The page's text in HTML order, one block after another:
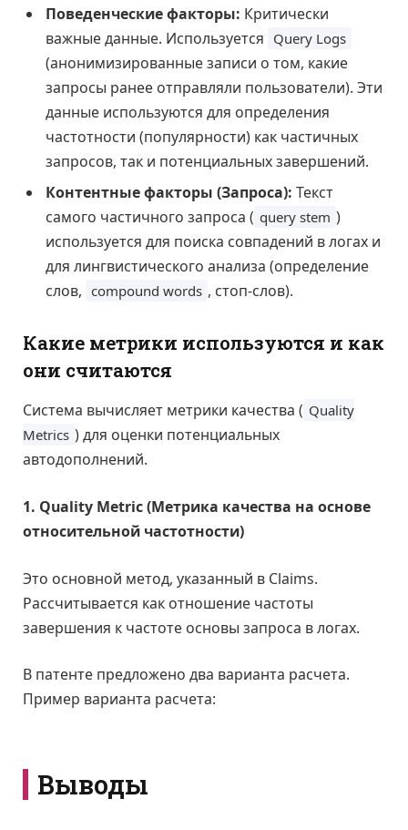
Поведенческие факторы: Критически
важные данные. Используется Query Logs
(анонимизированные записи о том, какие
запросы ранее отправляли пользователи). Эти
данные используются для определения
частотности (популярности) как частичных
запросов, так и потенциальных завершений.
Контентные факторы (Запроса): Текст
самого частичного запроса ( query stem )
используется для поиска совпадений в логах и
для лингвистического анализа (определение
слов, compound words , стоп-слов).
Какие метрики используются и как
они считаются
Система вычисляет метрики качества ( Quality
Metrics ) для оценки потенциальных
автодополнений.
1. Quality Metric (Метрика качества на основе
относительной частотности)
Это основной метод, указанный в Claims.
Рассчитывается как отношение частоты
завершения к частоте основы запроса в логах.
В патенте предложено два варианта расчета.
Пример варианта расчета:
Выводы